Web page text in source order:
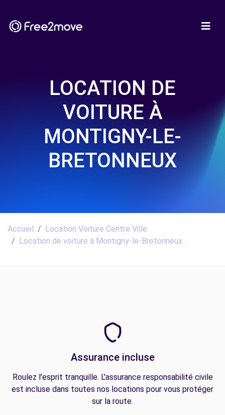
LOCATION DE
VOITURE À
MONTIGNY-LE-
BRETONNEUX
Accueil
Location Voiture Centre Ville
Location de voiture à Montigny-le-Bretonneux...
Assurance incluse
Roulez l'esprit tranquille. L'assurance responsabilité civile
est incluse dans toutes nos locations pour vous protéger
sur la route.